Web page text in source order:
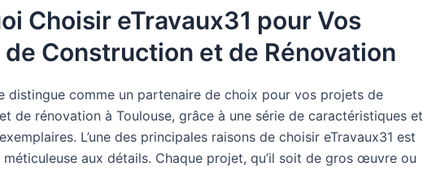
Choisir eTravaux31 pour Vos
de Construction et de Rénovation
distingue comme un partenaire de choix pour vos projets de
de rénovation à Toulouse, grâce à une série de caractéristiques et
L’une des principales raisons de choisir eTravaux31 est
aux détails. Chaque projet, qu’il soit de gros œuvre ou